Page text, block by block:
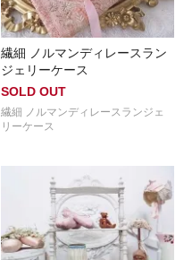
繊細 ノルマンディレースラン
ジェリーケース
SOLD OUT
繊細 ノルマンディレースランジェ
リーケース